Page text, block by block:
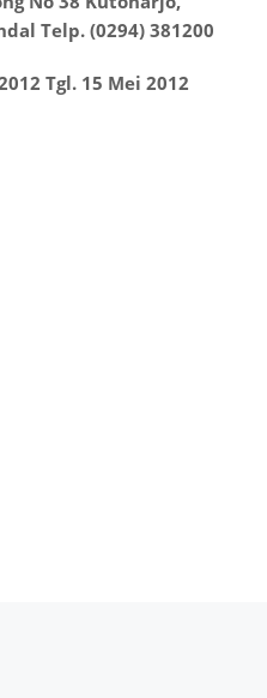
Telp. (0294) 381200
Tgl. 15 Mei 2012